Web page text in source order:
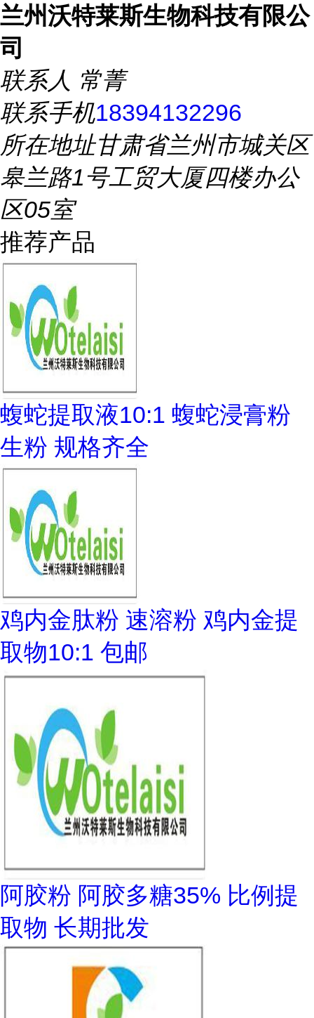
兰州沃特莱斯生物科技有限公
司
联系人 常菁
联系手机18394132296
所在地址甘肃省兰州市城关区
皋兰路1号工贸大厦四楼办公
区05室
推荐产品
蝮蛇提取液10:1 蝮蛇浸膏粉
生粉 规格齐全
鸡内金肽粉 速溶粉 鸡内金提
取物10:1 包邮
阿胶粉 阿胶多糖35% 比例提
取物 长期批发